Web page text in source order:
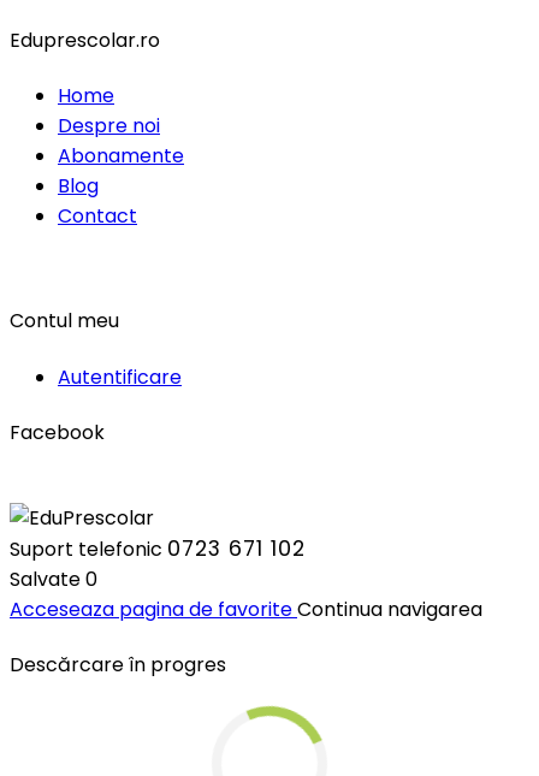
Eduprescolar.ro
Home
Despre noi
Abonamente
Blog
Contact
Contul meu
Autentificare
Facebook
Suport telefonic 0723 671 102
Salvate0
Acceseaza pagina de favoriteContinua navigarea
Descărcare în progres